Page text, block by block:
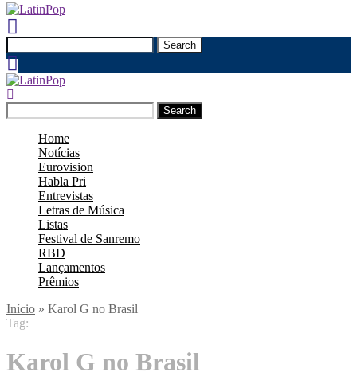
Search
Search
Home
Notícias
Eurovision
Habla Pri
Entrevistas
Letras de Música
Listas
Festival de Sanremo
RBD
Lançamentos
Prêmios
Início » Karol G no Brasil
Tag:
Karol G no Brasil